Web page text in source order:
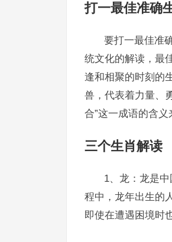
打一最佳准确
要打一最佳准
统文化的解读，最
逢和相聚的时刻的
兽，代表着力量、
合”这一成语的含义
三个生肖解读
1、龙：龙是
程中，龙年出生的
即使在遭遇困境时